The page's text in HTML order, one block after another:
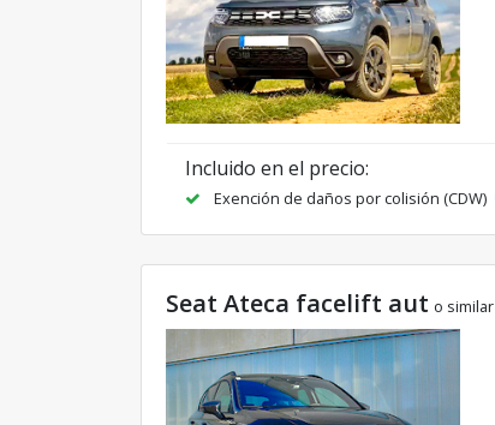
Incluido en el precio:
Exención de daños por colisión (CDW)
Seat Ateca facelift aut o similar